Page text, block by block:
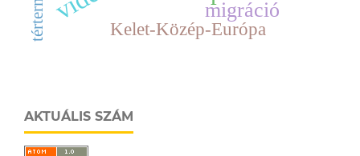
migráció
Kelet-Közép-Európa
AKTUÁLIS SZÁM